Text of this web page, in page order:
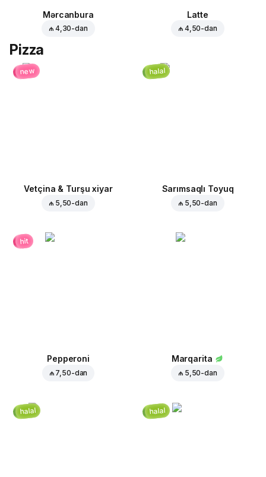
Mərcanbura
₼ 4,30-dan
Latte
₼ 4,50-dan
Pizza
new
Vetçina & Turşu xiyar
₼ 5,50-dan
halal
Sarımsaqlı Toyuq
₼ 5,50-dan
hit
Pepperoni
₼ 7,50-dan
Marqarita
₼ 5,50-dan
halal halal